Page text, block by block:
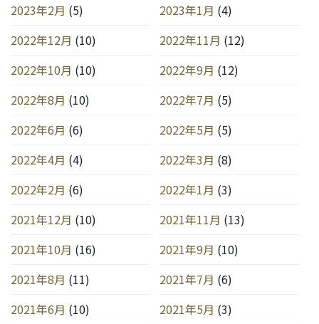
2023年2月 (5) 2023年1月 (4)
2022年12月 (10) 2022年11月 (12)
2022年10月 (10) 2022年9月 (12)
2022年8月 (10) 2022年7月 (5)
2022年6月 (6) 2022年5月 (5)
2022年4月 (4) 2022年3月 (8)
2022年2月 (6) 2022年1月 (3)
2021年12月 (10) 2021年11月 (13)
2021年10月 (16) 2021年9月 (10)
2021年8月 (11) 2021年7月 (6)
2021年6月 (10) 2021年5月 (3)